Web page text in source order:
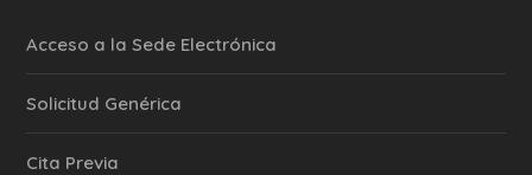
Acceso a la Sede Electrónica
Solicitud Genérica
Cita Previa